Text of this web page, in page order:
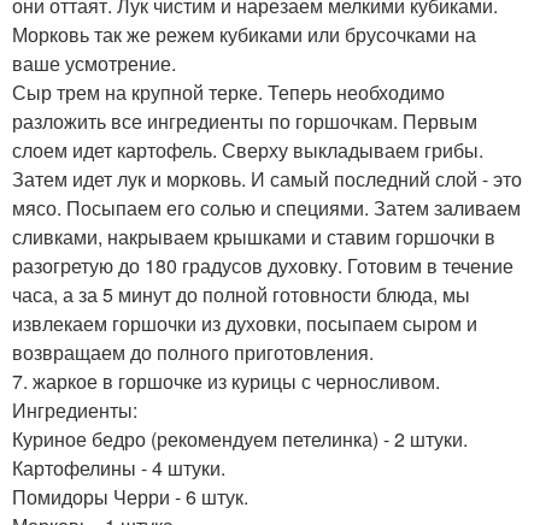
Морковь так же режем кубиками или брусочками на
ваше усмотрение.
Сыр трем на крупной терке. Теперь необходимо
разложить все ингредиенты по горшочкам. Первым
слоем идет картофель. Сверху выкладываем грибы.
Затем идет лук и морковь. И самый последний слой - это
мясо. Посыпаем его солью и специями. Затем заливаем
сливками, накрываем крышками и ставим горшочки в
разогретую до 180 градусов духовку. Готовим в течение
часа, а за 5 минут до полной готовности блюда, мы
извлекаем горшочки из духовки, посыпаем сыром и
возвращаем до полного приготовления.
7. жаркое в горшочке из курицы с черносливом.
Ингредиенты:
Куриное бедро (рекомендуем петелинка) - 2 штуки.
Картофелины - 4 штуки.
Помидоры Черри - 6 штук.